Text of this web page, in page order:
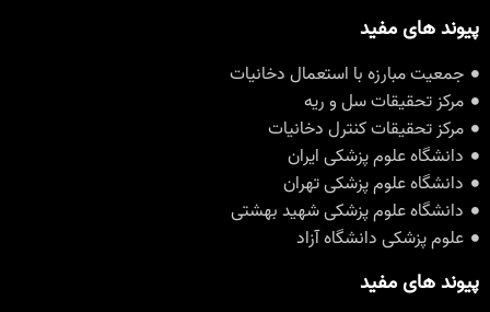
های مفید
مبارزه با استعمال دخانیات
تحقیقات سل و ریه
تحقیقات کنترل دخانیات
علوم پزشکی ایران
علوم پزشکی تهران
علوم پزشکی شهید بهشتی
پزشکی دانشگاه آزاد
های مفید